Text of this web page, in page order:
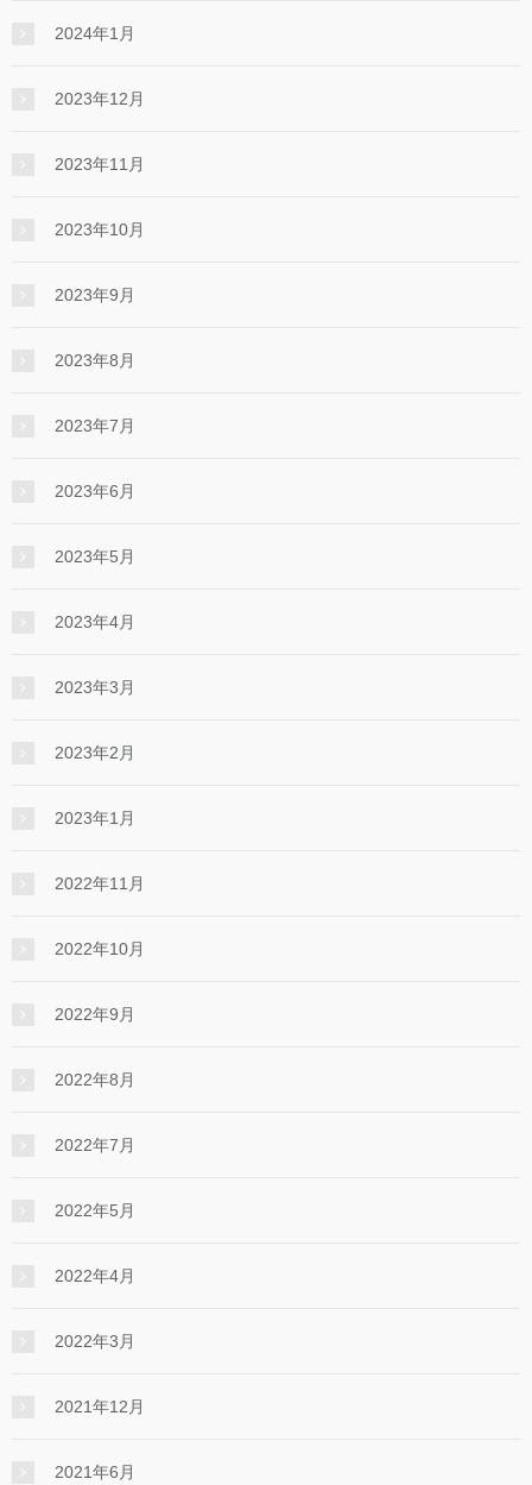
2024年1月
2023年12月
2023年11月
2023年10月
2023年9月
2023年8月
2023年7月
2023年6月
2023年5月
2023年4月
2023年3月
2023年2月
2023年1月
2022年11月
2022年10月
2022年9月
2022年8月
2022年7月
2022年5月
2022年4月
2022年3月
2021年12月
2021年6月